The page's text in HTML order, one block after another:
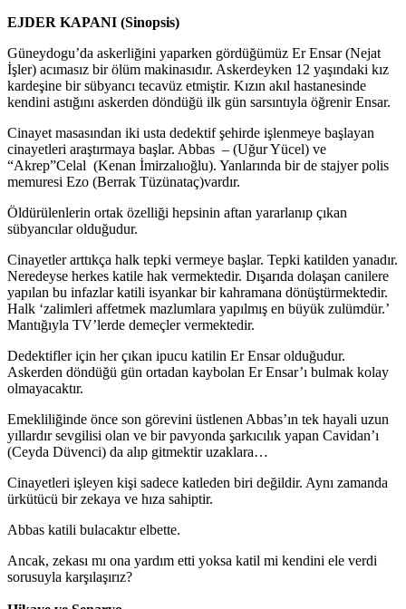
EJDER KAPANI (Sinopsis)
Güneydogu’da askerliğini yaparken gördüğümüz Er Ensar (Nejat
İşler) acımasız bir ölüm makinasıdır. Askerdeyken 12 yaşındaki kız
kardeşine bir sübyancı tecavüz etmiştir. Kızın akıl hastanesinde
kendini astığını askerden döndüğü ilk gün sarsıntıyla öğrenir Ensar.
Cinayet masasından iki usta dedektif şehirde işlenmeye başlayan
cinayetleri araştırmaya başlar. Abbas – (Uğur Yücel) ve
“Akrep”Celal (Kenan İmirzalıoğlu). Yanlarında bir de stajyer polis
memuresi Ezo (Berrak Tüzünataç)vardır.
Öldürülenlerin ortak özelliği hepsinin aftan yararlanıp çıkan
sübyancılar olduğudur.
Cinayetler arttıkça halk tepki vermeye başlar. Tepki katilden yanadır.
Neredeyse herkes katile hak vermektedir. Dışarıda dolaşan canilere
yapılan bu infazlar katili isyankar bir kahramana dönüştürmektedir.
Halk ‘zalimleri affetmek mazlumlara yapılmış en büyük zulümdür.’
Mantığıyla TV’lerde demeçler vermektedir.
Dedektifler için her çıkan ipucu katilin Er Ensar olduğudur.
Askerden döndüğü gün ortadan kaybolan Er Ensar’ı bulmak kolay
olmayacaktır.
Emekliliğinde önce son görevini üstlenen Abbas’ın tek hayali uzun
yıllardır sevgilisi olan ve bir pavyonda şarkıcılık yapan Cavidan’ı
(Ceyda Düvenci) da alıp gitmektir uzaklara…
Cinayetleri işleyen kişi sadece katleden biri değildir. Aynı zamanda
ürkütücü bir zekaya ve hıza sahiptir.
Abbas katili bulacaktır elbette.
Ancak, zekası mı ona yardım etti yoksa katil mi kendini ele verdi
sorusuyla karşılaşırız?